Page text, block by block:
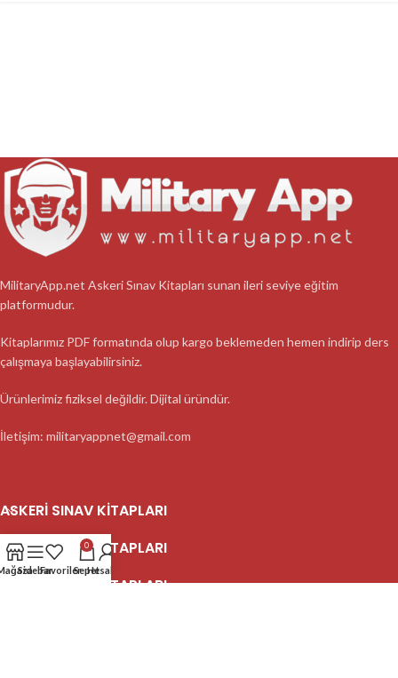
MilitaryApp.net Askeri Sınav Kitapları sunan ileri seviye eğitim
platformudur.
Kitaplarımız PDF formatında olup kargo beklemeden hemen indirip ders
çalışmaya başlayabilirsiniz.
Ürünlerimiz fiziksel değildir. Dijital üründür.
İletişim: militaryappnet@gmail.com
ASKERI SINAV KITAPLARI
ASKERI SINAV KITAPLARI
ASKERI SINAV KITAPLARI
SidebarFavoriler
0
SepetHesabım